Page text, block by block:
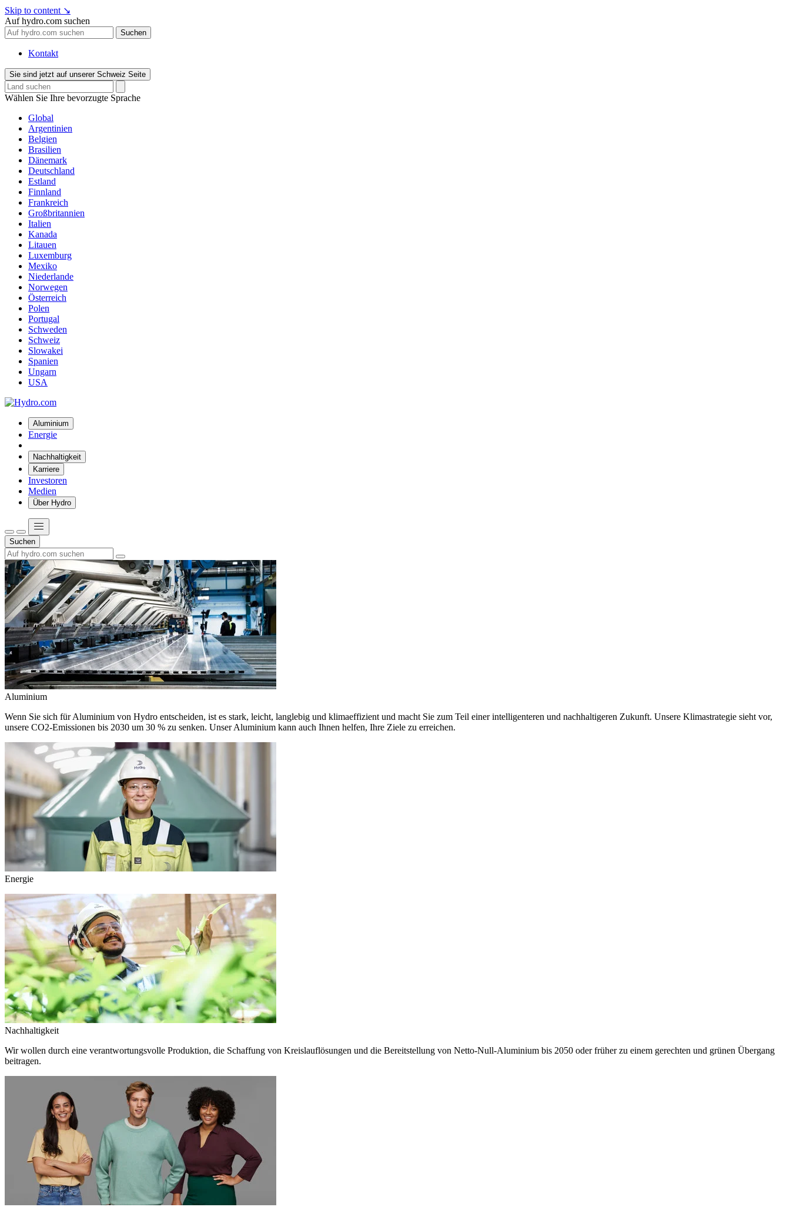
Skip to content ↘
Auf hydro.com suchen
Suchen
Kontakt
Sie sind jetzt auf unserer Schweiz Seite
Wählen Sie Ihre bevorzugte Sprache
Global
Argentinien
Belgien
Brasilien
Dänemark
Deutschland
Estland
Finnland
Frankreich
Großbritannien
Italien
Kanada
Litauen
Luxemburg
Mexiko
Niederlande
Norwegen
Österreich
Polen
Portugal
Schweden
Schweiz
Slowakei
Spanien
Ungarn
USA
Aluminium
Energie
Nachhaltigkeit
Karriere
Investoren
Medien
Über Hydro
Suchen
Aluminium
Wenn Sie sich für Aluminium von Hydro entscheiden, ist es stark, leicht, langlebig und klimaeffizient und macht Sie zum Teil einer intelligenteren und nachhaltigeren Zukunft. Unsere Klimastrategie sieht vor,
unsere CO2-Emissionen bis 2030 um 30 % zu senken. Unser Aluminium kann auch Ihnen helfen, Ihre Ziele zu erreichen.
Energie
Nachhaltigkeit
Wir wollen durch eine verantwortungsvolle Produktion, die Schaffung von Kreislauflösungen und die Bereitstellung von Netto-Null-Aluminium bis 2050 oder früher zu einem gerechten und grünen Übergang
beitragen.